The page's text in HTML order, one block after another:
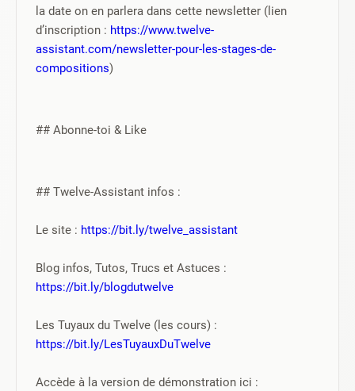
la date on en parlera dans cette newsletter (lien
d’inscription : https://www.twelve-
assistant.com/newsletter-pour-les-stages-de-
compositions)
## Abonne-toi & Like
## Twelve-Assistant infos :
Le site : https://bit.ly/twelve_assistant
https://bit.ly/blogdutwelve
https://bit.ly/LesTuyauxDuTwelve